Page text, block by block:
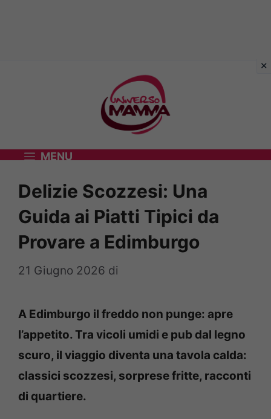
MENU
Delizie Scozzesi: Una
Guida ai Piatti Tipici da
Provare a Edimburgo
21 Giugno 2026 di
A Edimburgo il freddo non punge: apre
l’appetito. Tra vicoli umidi e pub dal legno
scuro, il viaggio diventa una tavola calda:
classici scozzesi, sorprese fritte, racconti
di quartiere.